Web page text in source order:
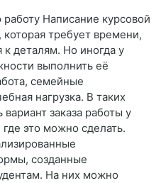
Написание курсовой
требует времени,
к деталям. Но иногда у
выполнить её
семейные
нагрузка. В таких
заказа работы у
это можно сделать.
созданные
На них можно